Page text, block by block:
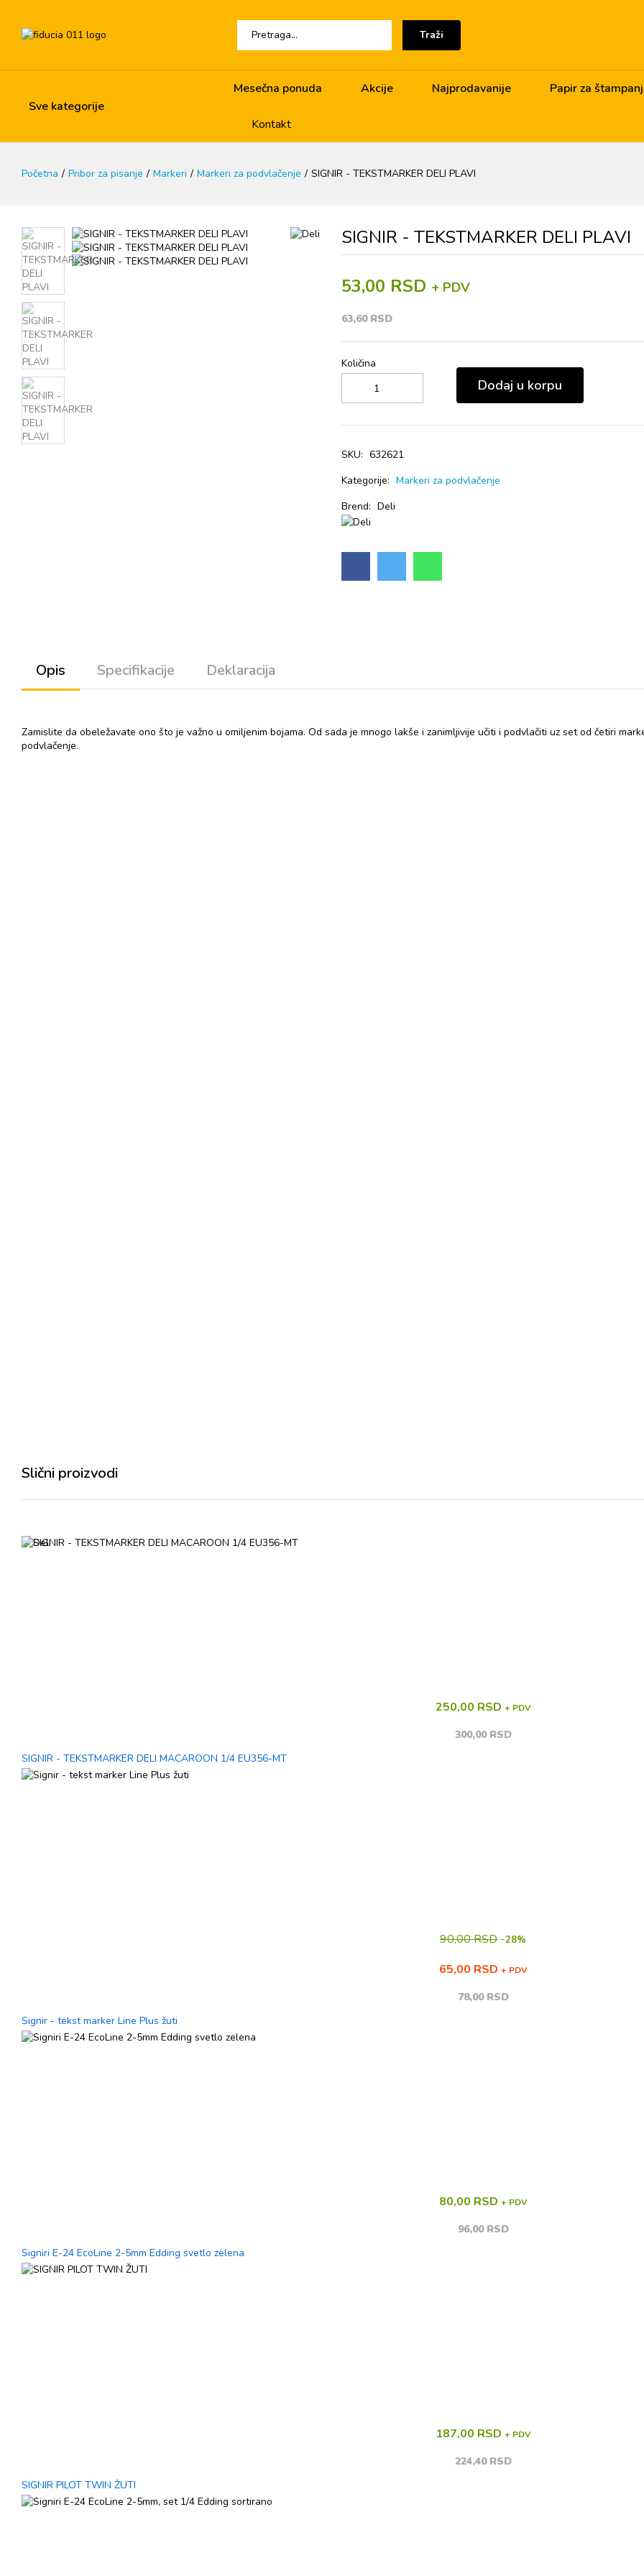
Traži
Sve kategorije
Mesečna ponuda Akcije Najprodavanije Papir za
Kontakt
Početna Pribor za pisanje Markeri Markeri za podvlačenje SIGNIR - TEKSTMARKER DELI PLAVI
SIGNIR - TEKSTMARKER DELI PLAVI
53,00 RSD + PDV
63,60 RSD
Količina
Dodaj u korpu
SKU: 632621
Kategorije: Markeri za podvlačenje
Brend: Deli
Opis Specifikacije Deklaracija
Zamislite da obeležavate ono što je važno u omiljenim bojama. Od sada je mnogo lakše i zanimljivije učiti i podvlačiti uz set od četiri
podvlačenje.
Slični proizvodi
250,00 RSD + PDV
300,00 RSD
SIGNIR - TEKSTMARKER DELI MACAROON 1/4 EU356-MT
90,00 RSD -28%
65,00 RSD + PDV
78,00 RSD
Signir - tekst marker Line Plus žuti
80,00 RSD + PDV
96,00 RSD
Signiri E-24 EcoLine 2-5mm Edding svetlo zelena
187,00 RSD + PDV
224,40 RSD
SIGNIR PILOT TWIN ŽUTI